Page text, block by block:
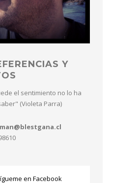
Y
el sentimiento no lo ha
(Violeta Parra)
en Facebook